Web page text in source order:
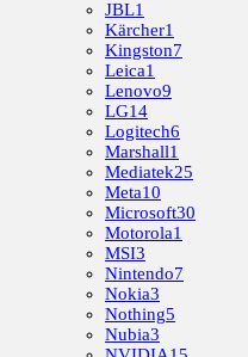
JBL1
Kärcher1
Kingston7
Leica1
Lenovo9
LG14
Logitech6
Marshall1
Mediatek25
Meta10
Microsoft30
Motorola1
MSI3
Nintendo7
Nokia3
Nothing5
Nubia3